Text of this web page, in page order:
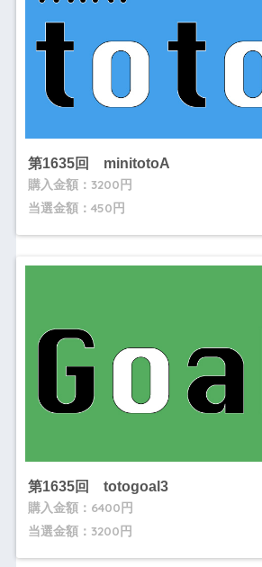
第1635回 minitotoA
購入金額：3200円
当選金額：450円
第1635回 totogoal3
購入金額：6400円
当選金額：3200円